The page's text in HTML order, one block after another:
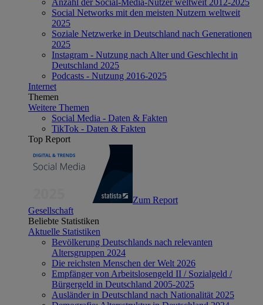
Social Networks mit den meisten Nutzern weltweit
2025
Soziale Netzwerke in Deutschland nach Generationen
2025
Instagram - Nutzung nach Alter und Geschlecht in
Deutschland 2025
Podcasts - Nutzung 2016-2025
Internet
Themen
Weitere Themen
Social Media - Daten & Fakten
TikTok - Daten & Fakten
Top Report
Zum Report
Gesellschaft
Beliebte Statistiken
Aktuelle Statistiken
Bevölkerung Deutschlands nach relevanten
Altersgruppen 2024
Die reichsten Menschen der Welt 2026
Empfänger von Arbeitslosengeld II / Sozialgeld /
Bürgergeld in Deutschland 2005-2025
Ausländer in Deutschland nach Nationalität 2025